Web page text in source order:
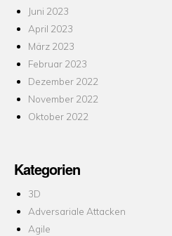
Juni 2023
April 2023
März 2023
Februar 2023
Dezember 2022
November 2022
Oktober 2022
Kategorien
3D
Adversariale Attacken
Agile